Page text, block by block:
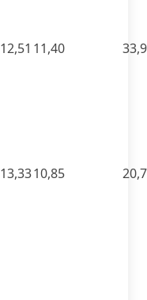
12,51 11,40
13,3310,85